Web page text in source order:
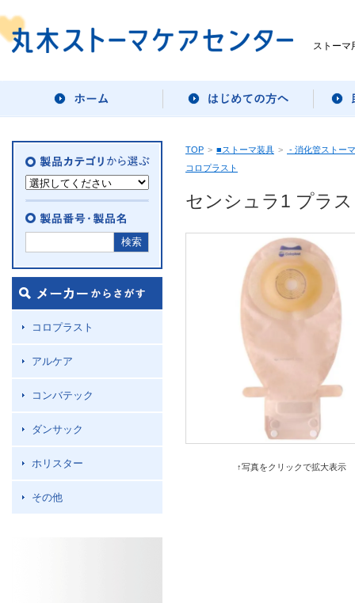
ストーマ
コロプラスト
アルケア
コンバテック
ダンサック
ホリスター
その他
TOP > ■ストーマ装具 >
- 消化管ストー
コロプラスト
センシュラ1 プラス
↑写真をクリックで拡大表示